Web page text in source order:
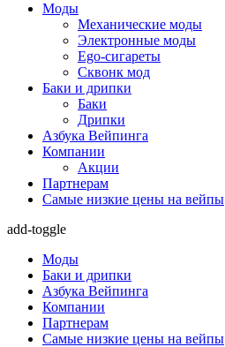
Моды
Механические моды
Электронные моды
Ego-сигареты
Сквонк мод
Баки и дрипки
Баки
Дрипки
Азбука Вейпинга
Компании
Акции
Партнерам
Самые низкие цены на вейпы
add-toggle
Моды
Баки и дрипки
Азбука Вейпинга
Компании
Партнерам
Самые низкие цены на вейпы